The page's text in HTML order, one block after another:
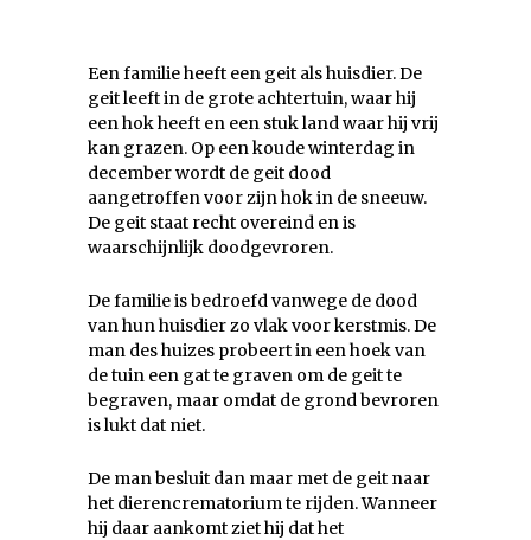
Een familie heeft een geit als huisdier. De
geit leeft in de grote achtertuin, waar hij
een hok heeft en een stuk land waar hij vrij
kan grazen. Op een koude winterdag in
december wordt de geit dood
aangetroffen voor zijn hok in de sneeuw.
De geit staat recht overeind en is
waarschijnlijk doodgevroren.
De familie is bedroefd vanwege de dood
van hun huisdier zo vlak voor kerstmis. De
man des huizes probeert in een hoek van
de tuin een gat te graven om de geit te
begraven, maar omdat de grond bevroren
is lukt dat niet.
De man besluit dan maar met de geit naar
het dierencrematorium te rijden. Wanneer
hij daar aankomt ziet hij dat het